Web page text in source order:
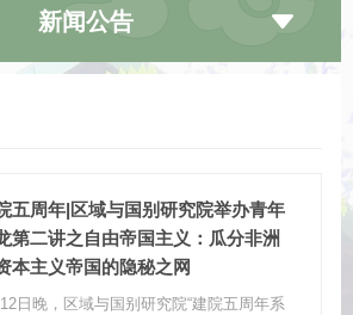
新闻公告
五周年|区域与国别研究院举办青年
第二讲之自由帝国主义：瓜分非洲
本主义帝国的隐秘之网
日晚，区域与国别研究院“建院五周年系